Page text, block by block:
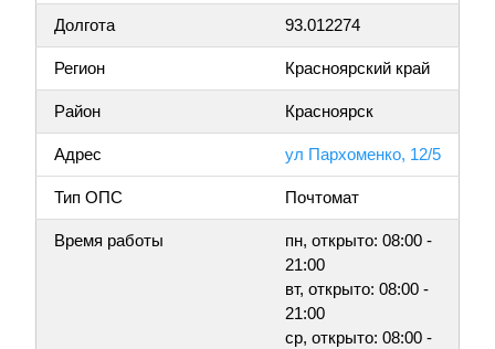
Долгота 93.012274
Регион Красноярский край
Район Красноярск
Адрес ул Пархоменко, 12/5
Тип ОПС Почтомат
Время работы
пн, открыто: 08:00 -
21:00
вт, открыто: 08:00 -
21:00
ср, открыто: 08:00 -